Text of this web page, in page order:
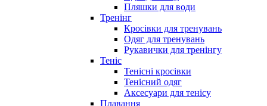
Пляшки для води
Тренінг
Кросівки для тренувань
Одяг для тренувань
Рукавички для тренінгу
Теніс
Тенісні кросівки
Тенісний одяг
Аксесуари для тенісу
Плавання